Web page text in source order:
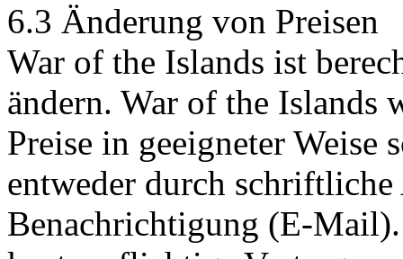
6.3 Änderung von Preisen
War of the Islands ist
ändern. War of the Islands
Preise in geeigneter
entweder durch
Benachrichtigung (E-Mail).